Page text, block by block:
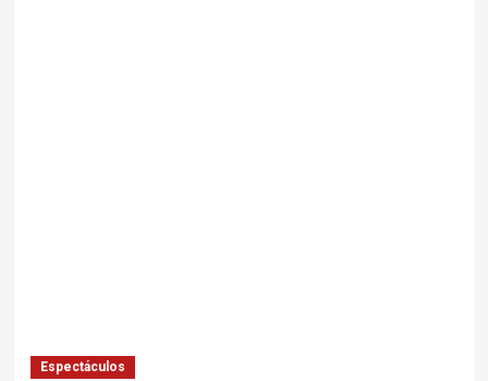
Espectáculos